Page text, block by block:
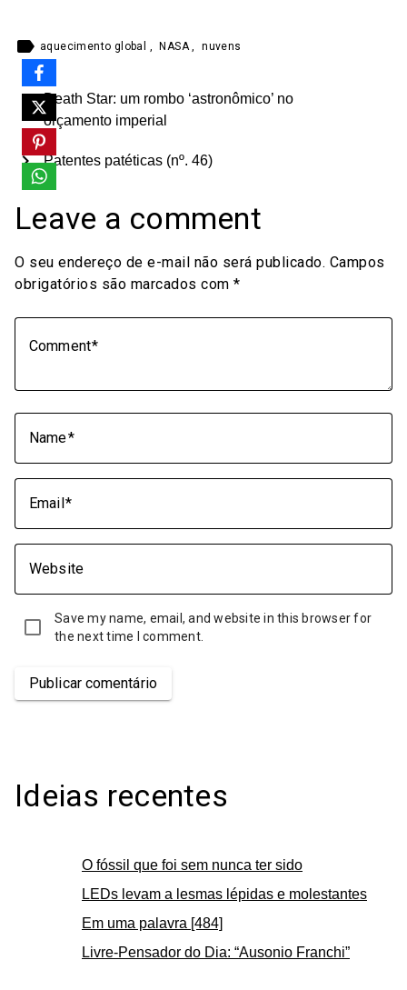
label aquecimento global , NASA, nuvens
chevron_left
Death Star: um rombo ‘astronômico’ no
orçamento imperial
Patentes patéticas (nº. 46)
chevron_right
Leave a comment
O seu endereço de e-mail não será publicado. Campos
obrigatórios são marcados com *
Comment
Name
Email
Website
Save my name, email, and website in this browser for
the next time I comment.
Publicar comentário
Ideias recentes
O fóssil que foi sem nunca ter sido
LEDs levam a lesmas lépidas e molestantes
Em uma palavra [484]
Livre-Pensador do Dia: “Ausonio Franchi”